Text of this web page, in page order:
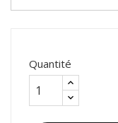
Quantité